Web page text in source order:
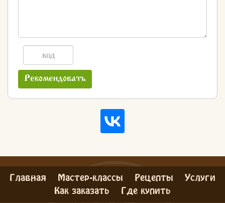
Рекомендовать
Главная Мастер-классы Рецепты Услуги
Как заказать Где купить